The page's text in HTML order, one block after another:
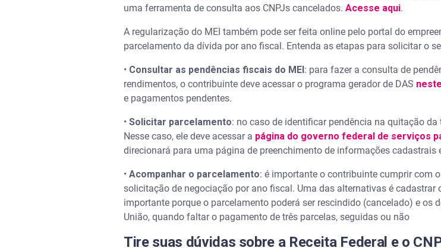
uma ferramenta de consulta aos CNPJs cancelados. Acesse aqui.
A regularização do MEI também pode ser feita online pelo portal do
parcelamento da dívida por ano fiscal. Entenda as etapas para solicitar o
• Consultar as pendências fiscais do MEI: para fazer a consulta de
rendimentos, o contribuinte deve acessar o programa gerador de DAS
e pagamentos pendentes.
• Solicitar parcelamento: no caso de identificar pendência na quitação
Nesse caso, ele deve acessar a página do governo federal de serviços
direcionará para uma página de preenchimento de informações cadastrais
• Acompanhar o parcelamento: é importante o contribuinte cumprir com
solicitação de negociação por ano fiscal. Uma das alternativas é
importante porque o parcelamento poderá ser rescindido (cancelado) e os
União, quando faltar o pagamento de três parcelas, seguidas ou não
Tire suas dúvidas sobre a Receita Federal e o